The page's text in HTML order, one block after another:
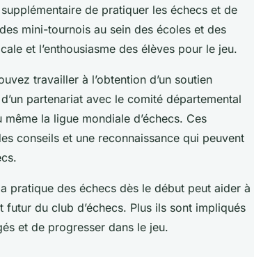
de pratiquer les échecs et de
mini-tournois au sein des écoles et des
et l’enthousiasme des élèves pour le jeu.
travailler à l’obtention d’un soutien
partenariat avec le comité départemental
la ligue mondiale d’échecs. Ces
conseils et une reconnaissance qui peuvent
pratique des échecs dès le début peut aider à
du club d’échecs. Plus ils sont impliqués
et de progresser dans le jeu.